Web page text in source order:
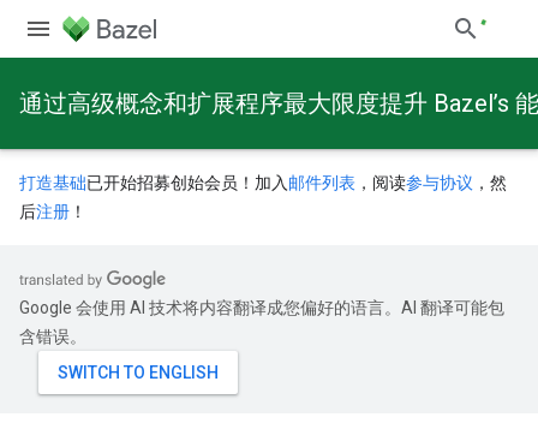
通过高级概念和扩展程序最大限度提升 Bazel’s
打造基础已开始招募创始会员！加入 邮件列表 ，阅读参与协议 ，然
后注册 ！
Google 会使用 AI 技术将内容翻译成您偏好的语言。AI 翻译可能包
含错误。